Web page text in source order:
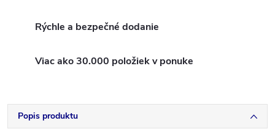
Rýchle a bezpečné dodanie
Viac ako 30.000 položiek v ponuke
Popis produktu